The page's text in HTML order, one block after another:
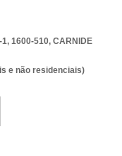
1, 1600-510, CARNIDE
e não residenciais)